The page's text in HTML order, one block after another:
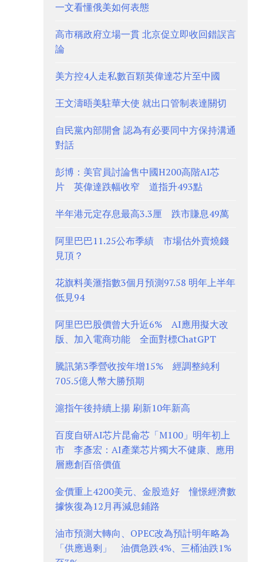
一文看懂俄美如何表態
高市稱政府立場一貫 北京促立即收回錯誤言
論
美方控4人走私數百顆英偉達芯片至中國
王文濤晤美駐華大使 就出口管制表達關切
自民黨內部開會 認為有必要同中方保持溝通
對話
彭博：美官員討論售中國H200高階AI芯
片 英偉達跌幅收窄 道指升493點
半年港元定存息最高3.3厘 跌市賺息49萬
阿里巴巴11.25公布季績 市場估外賣燒錢
見頂？
花旗料美滙指數3個月預測97.58 明年上半年
低見94
阿里巴巴股價曾大升近6% AI應用擬大改
版、加入電商功能 全面對標ChatGPT
騰訊第3季營收按年增15% 經調整純利
705.5億人幣大勝預期
滬指午後持續上揚 刷新10年新高
百度自研AI芯片昆侖芯「M100」明年初上
市 李彥宏：AI產業芯片獨大不健康、應用
層應創百倍價值
金價重上4200美元、金股造好 憧憬經濟數
據恢復為12月再減息鋪路
油市預測大轉向、OPEC改為預計明年略為
「供應過剩」 油價急跌4%、三桶油跌1%